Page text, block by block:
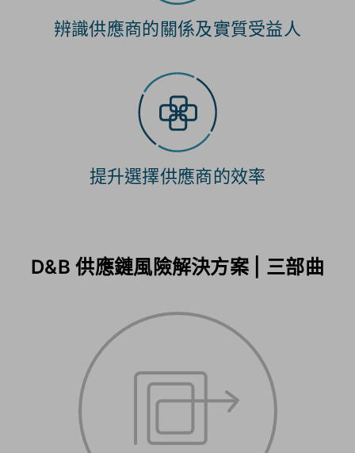
辨識供應商的關係及實質受益人
提升選擇供應商的效率
D&B 供應鏈風險解決方案 | 三部曲